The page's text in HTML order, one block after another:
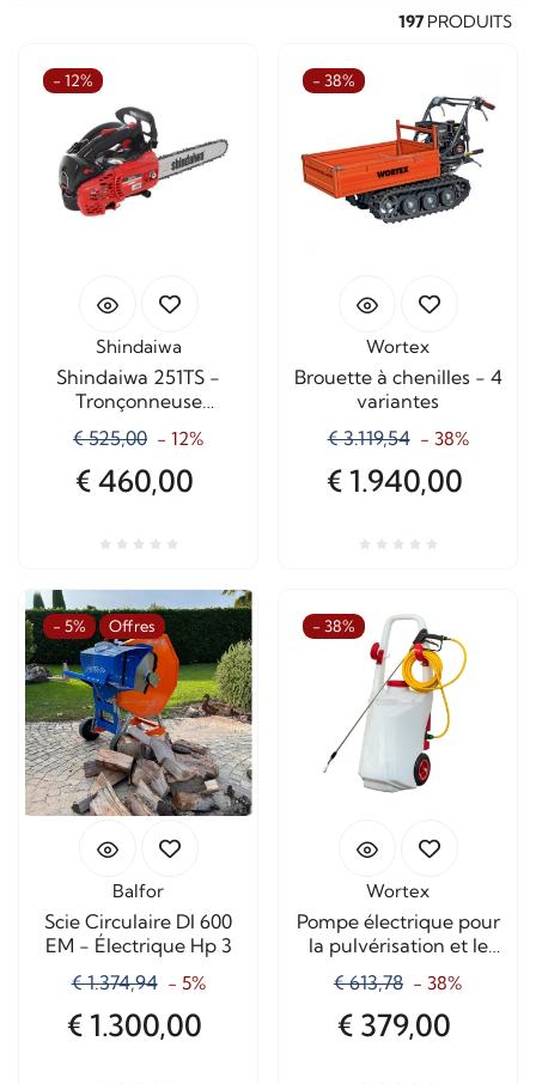
197 PRODUITS
- 12%
Shindaiwa
Shindaiwa 251TS -
Tronçonneuse
Lame de 25 cm
€ 525,00 - 12%
€ 460,00
- 38%
Wortex
Brouette à chenilles - 4
variantes
€ 3.119,54 - 38%
€ 1.940,00
- 5% Offres
Balfor
Scie Circulaire DI 600
EM - Électrique Hp 3
€ 1.374,94 - 5%
€ 1.300,00
- 38%
Wortex
Pompe électrique pour
la pulvérisation et le
désherbage 18V - 2,2
Ah - 40 litres
€ 613,78 - 38%
€ 379,00